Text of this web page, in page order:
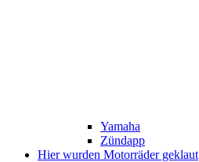
Yamaha
Zündapp
Hier wurden Motorräder geklaut